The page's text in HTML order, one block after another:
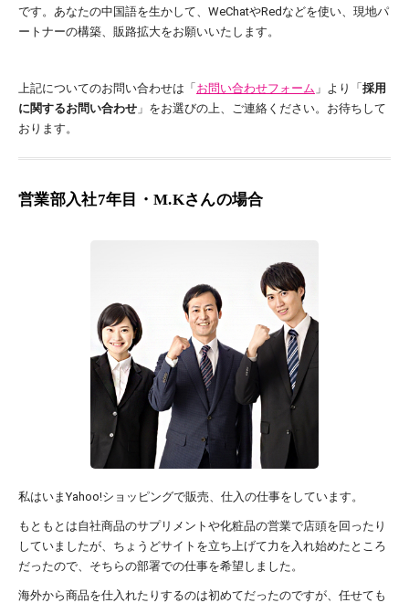
です。あなたの中国語を生かして、WeChatやRedなどを使い、現地パ
ートナーの構築、販路拡大をお願いいたします。
上記についてのお問い合わせは「 お問い合わせフォーム 」より「 採用
に関するお問い合わせ 」をお選びの上、ご連絡ください。お待ちして
おります。
営業部入社7年目・M.Kさんの場合
私はいまYahoo!ショッピングで販売、仕入の仕事をしています。
もともとは自社商品のサプリメントや化粧品の営業で店頭を回ったり
していましたが、ちょうどサイトを立ち上げて力を入れ始めたところ
だったので、そちらの部署での仕事を希望しました。
海外から商品を仕入れたりするのは初めてだったのですが、任せても